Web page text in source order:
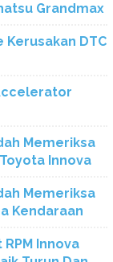
Grandmax
DTC
Memeriksa
Innova
Memeriksa
Kendaraan
Innova